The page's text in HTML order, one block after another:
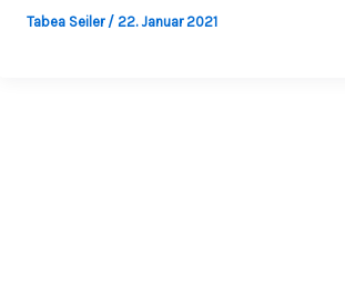
Tabea Seiler / 22. Januar 2021